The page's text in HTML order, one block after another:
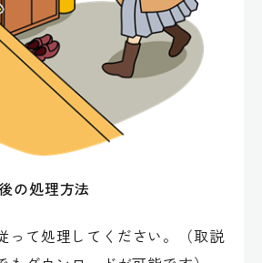
の処理方法
って処理してください。（取説